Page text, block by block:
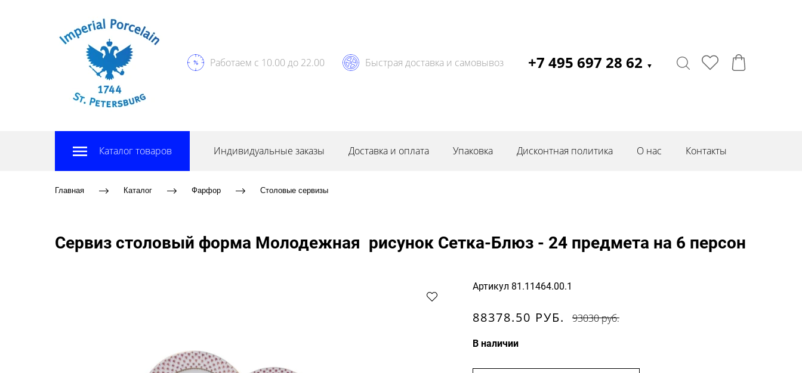
Работаем с 10.00 до 22.00 Быстрая доставка и самовывоз +7 495 697 28 62 ▼
Каталог товаров Индивидуальные заказы Доставка и оплата Упаковка Дисконтная политика О нас Контакты
Главная Каталог Фарфор Столовые сервизы
Сервиз столовый форма Молодежная рисунок Сетка-Блюз - 24 предмета на 6 персон
Артикул 81.11464.00.1
88378.50 РУБ. 93030 руб.
В наличии